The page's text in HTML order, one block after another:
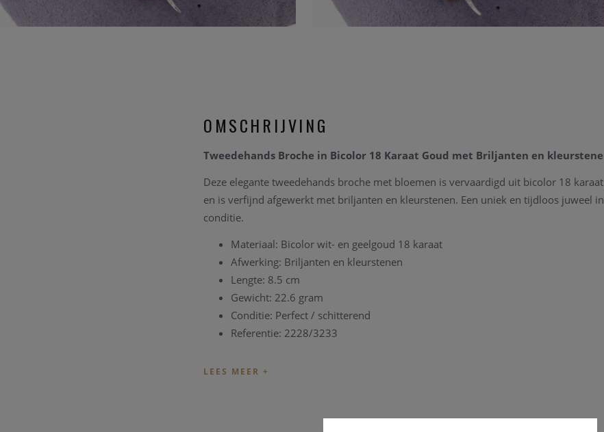
OMSCHRIJVING
Tweedehands Broche in Bicolor 18 Karaat Goud met Briljanten en
Deze elegante tweedehands broche met bloemen is vervaardigd uit bicolor 18
en is verfijnd afgewerkt met briljanten en kleurstenen. Een uniek en tijdloos juweel
conditie.
Materiaal: Bicolor wit- en geelgoud 18 karaat
Afwerking: Briljanten en kleurstenen
Lengte: 8.5 cm
Gewicht: 22.6 gram
Conditie: Perfect / schitterend
Referentie: 2228/3233
het om een uniek tweedehands stuk gaat, raden we aan om vooraf even contact op
Voor vragen over deze broche, of voor algemene informatie, kan u steedscontact